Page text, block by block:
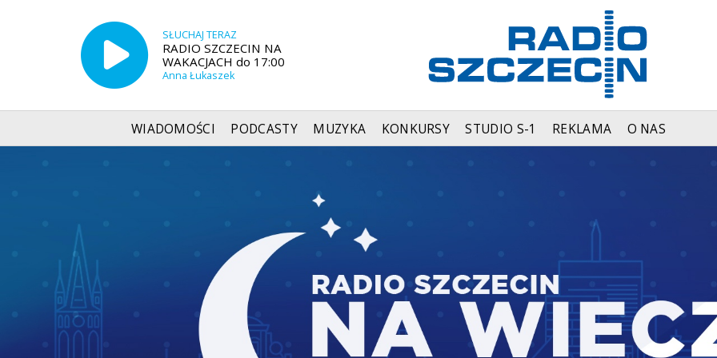
SŁUCHAJ TERAZ
RADIO SZCZECIN NA
WAKACJACH do 17:00
Anna Łukaszek
WIADOMOŚCI PODCASTY MUZYKA KONKURSY STUDIO S-1 REKLAMA O NAS